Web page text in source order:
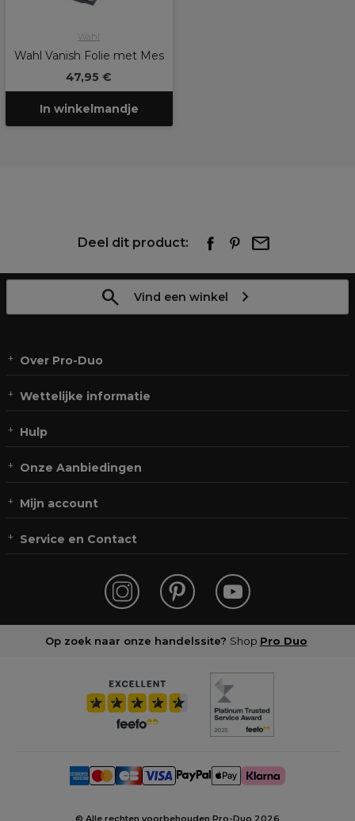
Wahl
Wahl Vanish Folie met Mes
47,95 €
In winkelmandje
Deel dit product:
Vind een winkel
Over Pro-Duo
Wettelijke informatie
Hulp
Onze Aanbiedingen
Mijn account
Service en Contact
Op zoek naar onze handelssite? Shop Pro Duo
© Alle rechten voorbehouden Pro-Duo 2026